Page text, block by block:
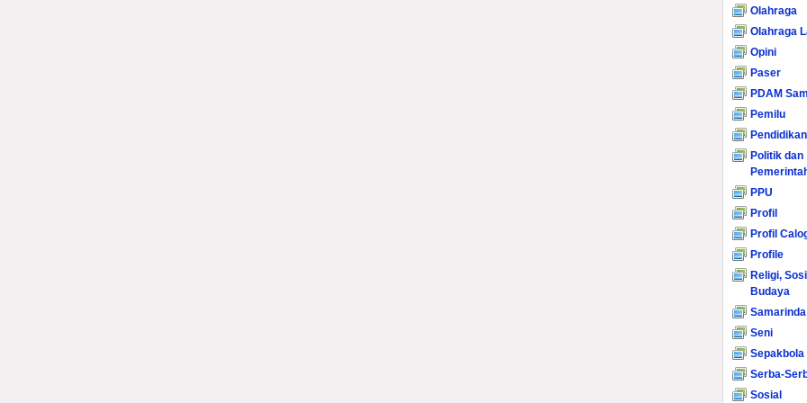
Olahraga
Olahraga
Opini
Paser
PDAM
Pemilu
Pendidikan
Politik dan
PPU
Profil
Profil
Profile
Religi,
Budaya
Samarinda
Seni
Sepakbola
Serba-
Sosial